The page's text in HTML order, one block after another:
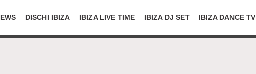
DISCHI IBIZA IBIZA LIVE TIME IBIZA DJ SET IBIZA DANCE TV